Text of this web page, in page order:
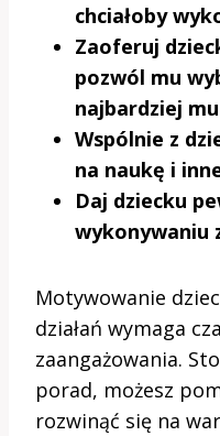
chciałoby
Zaoferuj
pozwól mu
najbardziej
Wspólnie z
na naukę i
Daj dziecku
wykonywaniu
Motywowanie
działań wymaga
zaangażowania.
porad, możesz
rozwinąć się na